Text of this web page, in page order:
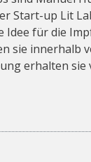
Start-up Lit
Idee für die
sie innerhalb
erhalten sie